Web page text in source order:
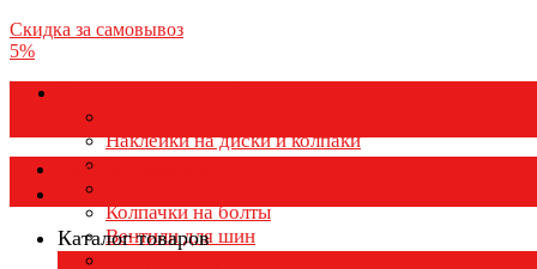
Скидка за самовывоз
5%
Наклейки на диски и колпаки
Колпаки на колеса
Колпачки на болты
Вентили для шин
Каталог товаров
Каталог товаров